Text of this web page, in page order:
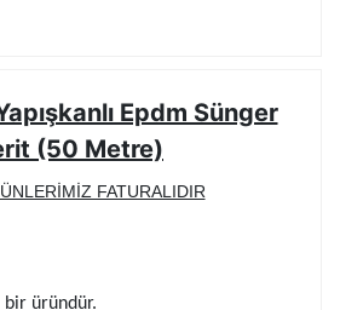
Epdm Sünger
(50 Metre)
FATURALIDIR
bir üründür.